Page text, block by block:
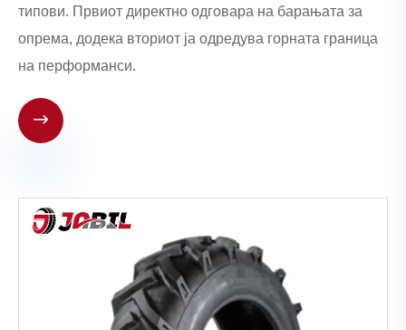
типови. Првиот директно одговара на барањата за
опрема, додека вториот ја одредува горната граница
на перформанси.
